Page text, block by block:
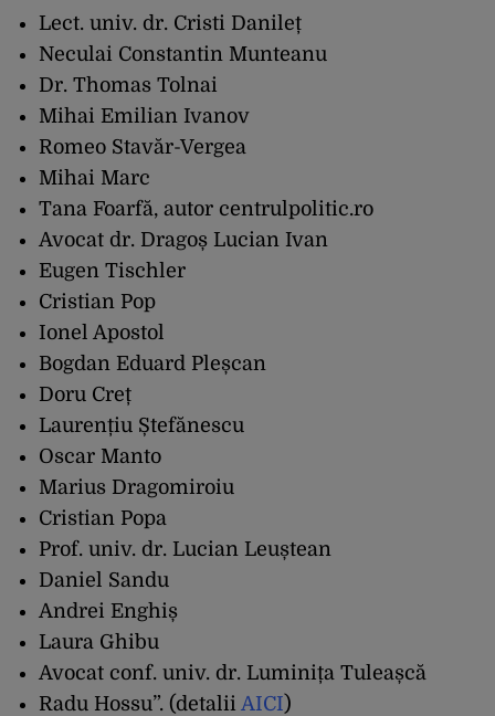
Lect. univ. dr. Cristi Danileț
Neculai Constantin Munteanu
Dr. Thomas Tolnai
Mihai Emilian Ivanov
Romeo Stavăr-Vergea
Mihai Marc
Tana Foarfă, autor centrulpolitic.ro
Avocat dr. Dragoș Lucian Ivan
Eugen Tischler
Cristian Pop
Ionel Apostol
Bogdan Eduard Pleșcan
Doru Creț
Laurențiu Ștefănescu
Oscar Manto
Marius Dragomiroiu
Cristian Popa
Prof. univ. dr. Lucian Leuștean
Daniel Sandu
Andrei Enghiș
Laura Ghibu
Avocat conf. univ. dr. Luminița Tuleașcă
Radu Hossu”. (detalii AICI)